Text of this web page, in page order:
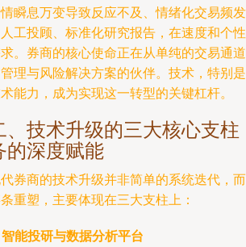
瞬息万变导致反应不及、情绪化交易频
工投顾、标准化研究报告，在速度和个
。券商的核心使命正在从单纯的交易通
理与风险解决方案的伙伴。技术，特别
能力，成为实现这一转型的关键杠杆。
、技术升级的三大核心支柱
的深度赋能
券商的技术升级并非简单的系统迭代，
重塑，主要体现在三大支柱上：
能投研与数据分析平台